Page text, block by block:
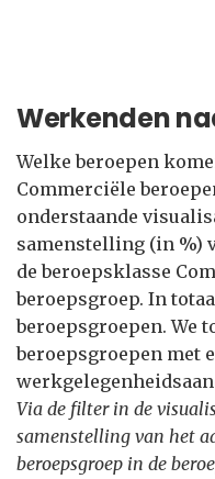
Werkenden
Welke beroepen
Commerciële
onderstaande
samenstelling (in %)
de beroepsklasse
beroepsgroep. In
beroepsgroepen. We
beroepsgroepen met
Via de filter in de
samenstelling van het
beroepsgroep in de